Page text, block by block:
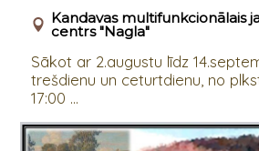
Kandavas multifunkcionālais
centrs "Nagla"
Sākot ar 2.augustu līdz
trešdienu un ceturtdienu, no
17:00 ...